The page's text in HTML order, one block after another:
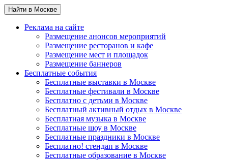
Найти в Москве
Реклама на сайте
Размещение анонсов мероприятий
Размещение ресторанов и кафе
Размещение мест и площадок
Размещение баннеров
Бесплатные события
Бесплатные выставки в Москве
Бесплатные фестивали в Москве
Бесплатно с детьми в Москве
Бесплатный активный отдых в Москве
Бесплатная музыка в Москве
Бесплатные шоу в Москве
Бесплатные праздники в Москве
Бесплатно! стендап в Москве
Бесплатные образование в Москве